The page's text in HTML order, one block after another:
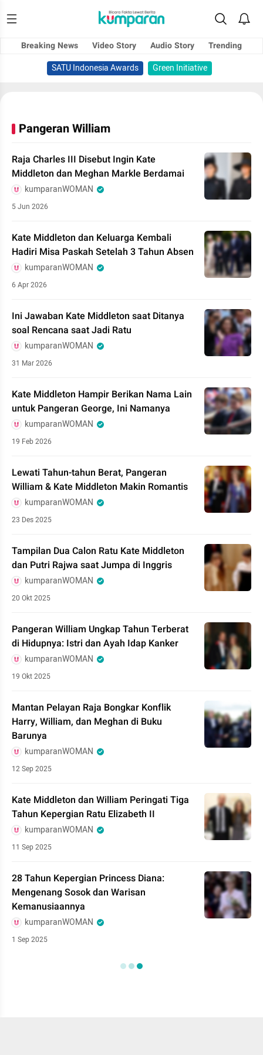
Breaking News Video Story Audio Story
Trending
SATU Indonesia Awards
Green Initiative
Pangeran William
Raja Charles III Disebut Ingin Kate
Middleton dan Meghan Markle Berdamai
kumparanWOMAN
5 Jun 2026
Kate Middleton dan Keluarga Kembali
Hadiri Misa Paskah Setelah 3 Tahun Absen
kumparanWOMAN
6 Apr 2026
Ini Jawaban Kate Middleton saat Ditanya
soal Rencana saat Jadi Ratu
kumparanWOMAN
31 Mar 2026
Kate Middleton Hampir Berikan Nama Lain
untuk Pangeran George, Ini Namanya
kumparanWOMAN
19 Feb 2026
Lewati Tahun-tahun Berat, Pangeran
William & Kate Middleton Makin Romantis
kumparanWOMAN
23 Des 2025
Tampilan Dua Calon Ratu Kate Middleton
dan Putri Rajwa saat Jumpa di Inggris
kumparanWOMAN
20 Okt 2025
Pangeran William Ungkap Tahun Terberat
di Hidupnya: Istri dan Ayah Idap Kanker
kumparanWOMAN
19 Okt 2025
Mantan Pelayan Raja Bongkar Konflik
Harry, William, dan Meghan di Buku
Barunya
kumparanWOMAN
12 Sep 2025
Kate Middleton dan William Peringati Tiga
Tahun Kepergian Ratu Elizabeth II
kumparanWOMAN
11 Sep 2025
28 Tahun Kepergian Princess Diana:
Mengenang Sosok dan Warisan
Kemanusiaannya
kumparanWOMAN
1 Sep 2025